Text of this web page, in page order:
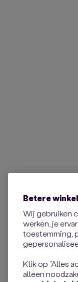
Betere
Wij gebruiken
werken, je
toestemming,
Klik op “Alles
alleen